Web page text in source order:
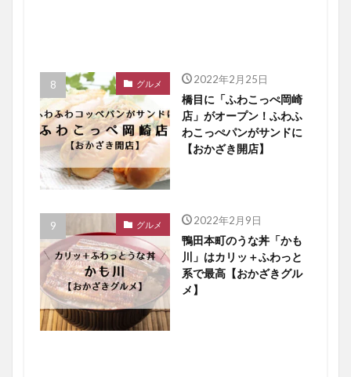
グルメ 2022年2月25日
橋目に「ふわこっぺ岡崎
店」がオープン！ふわふ
わこっぺパンがサンドに
【おかざき開店】
グルメ 2022年2月9日
鴨田本町のうな丼「かも
川」はカリッ＋ふわっと
系で最高【おかざきグル
メ】